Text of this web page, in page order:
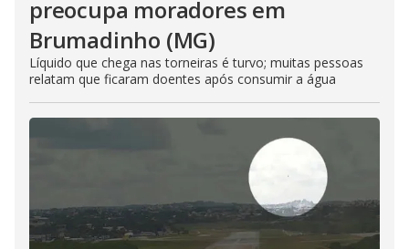
preocupa moradores em
Brumadinho (MG)
Líquido que chega nas torneiras é turvo; muitas pessoas
relatam que ficaram doentes após consumir a água